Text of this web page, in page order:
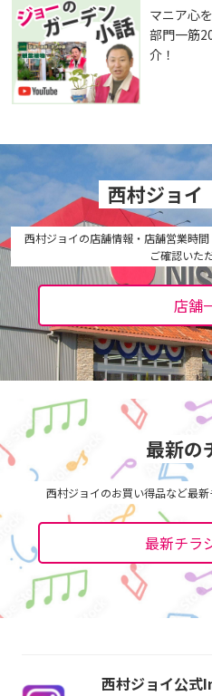
マニア心
部門一筋
介！
西村ジョ
西村ジョイの店舗情報・店舗営業時
ご確認いた
店舗
最新の
西村ジョイのお買い得品など最新
最新チラ
西村ジョイ公